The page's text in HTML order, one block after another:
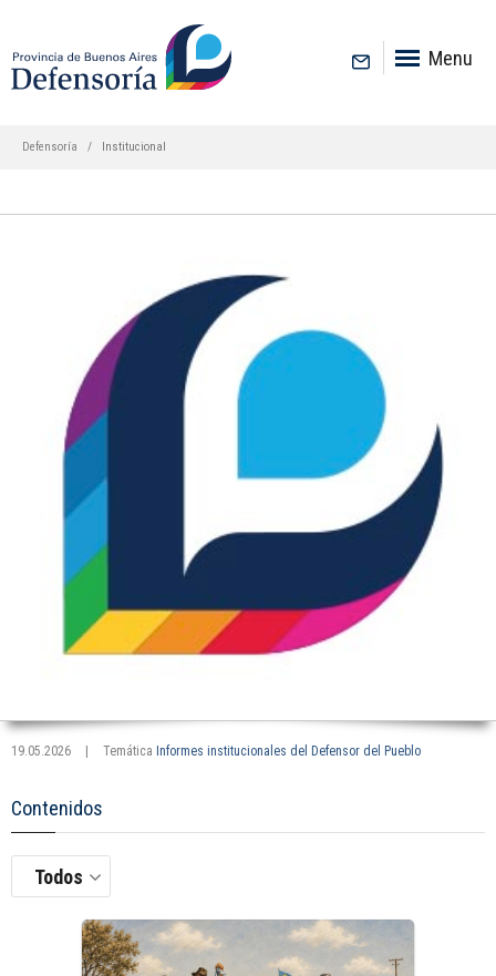
Menu
Defensoría Institucional
19.05.2026 Temática Informes institucionales del Defensor del Pueblo
Contenidos
Todos